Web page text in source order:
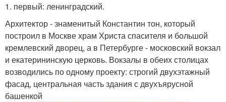
1. первый: ленинградский.
Архитектор - знаменитый Константин тон, который
построил в Москве храм Христа спасителя и большой
кремлевский дворец, а в Петербурге - московский вокзал
и екатерининскую церковь. Вокзалы в обеих столицах
возводились по одному проекту: строгий двухэтажный
фасад, центральная часть здания с двухъярусной
башенкой